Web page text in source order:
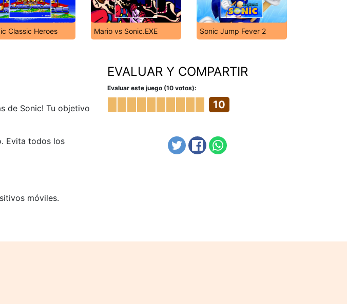
Classic Heroes Mario vs Sonic.EXE Sonic Jump Fever 2
de Sonic! Tu objetivo
Evita todos los
móviles.
EVALUAR Y COMPARTIR
Evaluar este juego (10 votos):
10